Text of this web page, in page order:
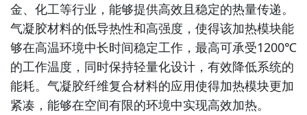
金、化工等行业，能够提供高效且稳定的热量传递。
气凝胶材料的低导热性和高强度，使得该加热模块能
够在高温环境中长时间稳定工作，最高可承受1200℃
的工作温度，同时保持轻量化设计，有效降低系统的
能耗。气凝胶纤维复合材料的应用使得加热模块更加
紧凑，能够在空间有限的环境中实现高效加热。